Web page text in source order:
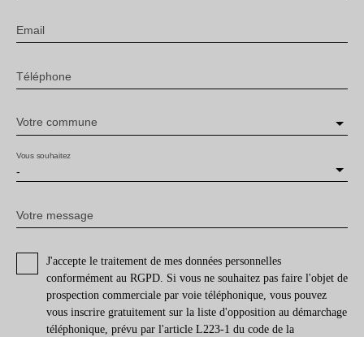
Email
Téléphone
Votre commune
-
Vous souhaitez
Votre message
J'accepte le traitement de mes données personnelles
conformément au RGPD. Si vous ne souhaitez pas faire l'objet de
prospection commerciale par voie téléphonique, vous pouvez
vous inscrire gratuitement sur la liste d'opposition au démarchage
téléphonique, prévu par l'article L223-1 du code de la